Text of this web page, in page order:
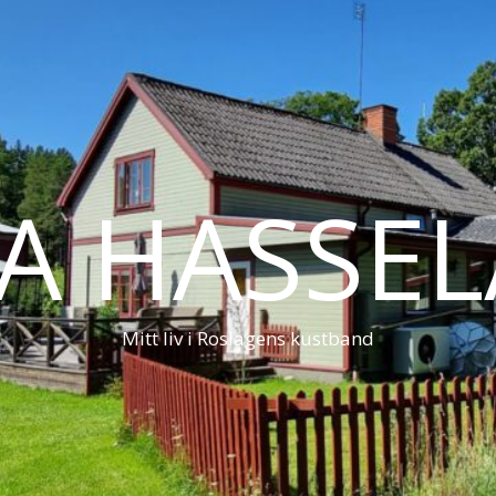
Mitt liv i Roslagens kustband